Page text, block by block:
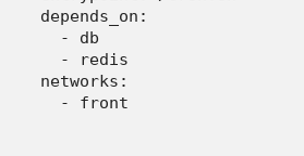
    depends_on:
      - db
      - redis
    networks:
      - front